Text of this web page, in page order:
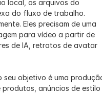
local, os arquivos do
do fluxo de trabalho.
Eles precisam de uma
para vídeo a partir de
de IA, retratos de avatar
seu objetivo é uma
anúncios de estilo